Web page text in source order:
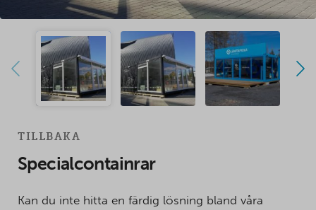
TILLBAKA
Specialcontainrar
Kan du inte hitta en färdig lösning bland våra